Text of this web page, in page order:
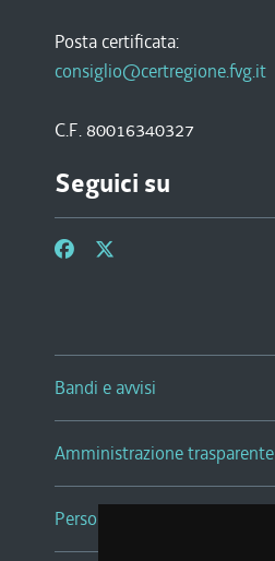
Posta certificata:
consiglio@certregione.fvg.it
C.F. 80016340327
Seguici su
Bandi e avvisi
Amministrazione trasparente
Persone e Uffici